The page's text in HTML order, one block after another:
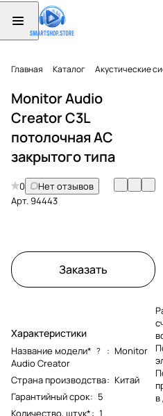
Главная Каталог Акустические
Monitor Audio
Creator C3L
потолочная АС
закрытого типа
0
Нет отзывов
Арт.94443
Заказать
Характеристики
Название модели* ? : Monitor
Audio Creator
Страна производства: Китай
Гарантийный срок: 5
Количество, штук*: 1
в